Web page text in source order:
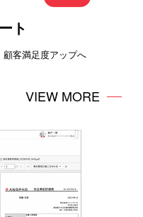
ト
顧客満足度アップへ
VIEW MORE